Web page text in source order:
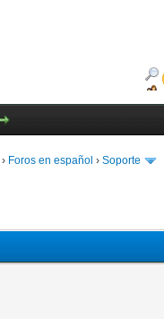
› Foros en español › Soporte